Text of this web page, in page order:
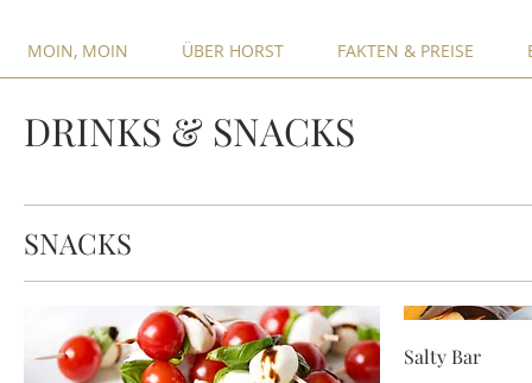
MOIN, MOIN ÜBER HORST FAKTEN & PREISE
DRINKS & SNACKS
SNACKS
Salty Bar